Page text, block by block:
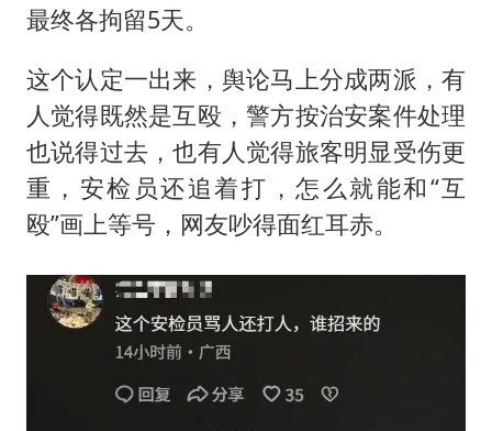
最终各拘留5天。
这个认定一出来，舆论马上分成两派，有
人觉得既然是互殴，警方按治安案件处理
也说得过去，也有人觉得旅客明显受伤更
重，安检员还追着打，怎么就能和“互
殴”画上等号，网友吵得面红耳赤。